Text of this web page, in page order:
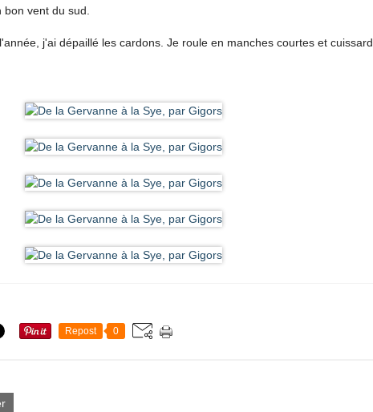
vent du sud.
j'ai dépaillé les cardons. Je roule en manches courtes et cuissard
Repost 0